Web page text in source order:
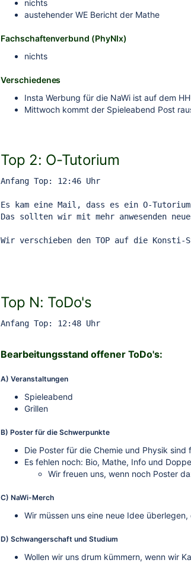
nichts
austehender WE Bericht der Mathe
Fachschaftenverbund (PhyNIx)
nichts
Verschiedenes
Insta Werbung für die NaWi ist auf dem
Mittwoch kommt der Spieleabend Post
Top 2: O-Tutorium
Anfang Top: 12:46 Uhr
Es kam eine Mail, dass es ein O-
Das sollten wir mit mehr anwesenden
Wir verschieben den TOP auf die Konsti-
Top N: ToDo's
Anfang Top: 12:48 Uhr
Bearbeitungsstand offener ToDo's:
A) Veranstaltungen
Spieleabend
Grillen
B) Poster für die Schwerpunkte
Die Poster für die Chemie und Physik sind
Es fehlen noch: Bio, Mathe, Info und
Wir freuen uns, wenn noch Poster
C) NaWi-Merch
Wir müssen uns eine neue Idee
D) Schwangerschaft und Studium
Wollen wir uns drum kümmern, wenn wir